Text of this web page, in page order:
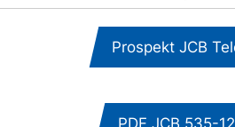
Prospekt JCB
PDF JCB 535-